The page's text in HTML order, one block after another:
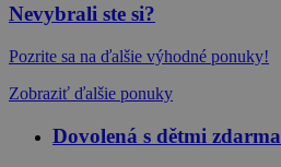
Nevybrali ste si?
Pozrite sa na ďalšie výhodné ponuky!
Zobraziť ďalšie ponuky
Dovolená s dětmi zdarma